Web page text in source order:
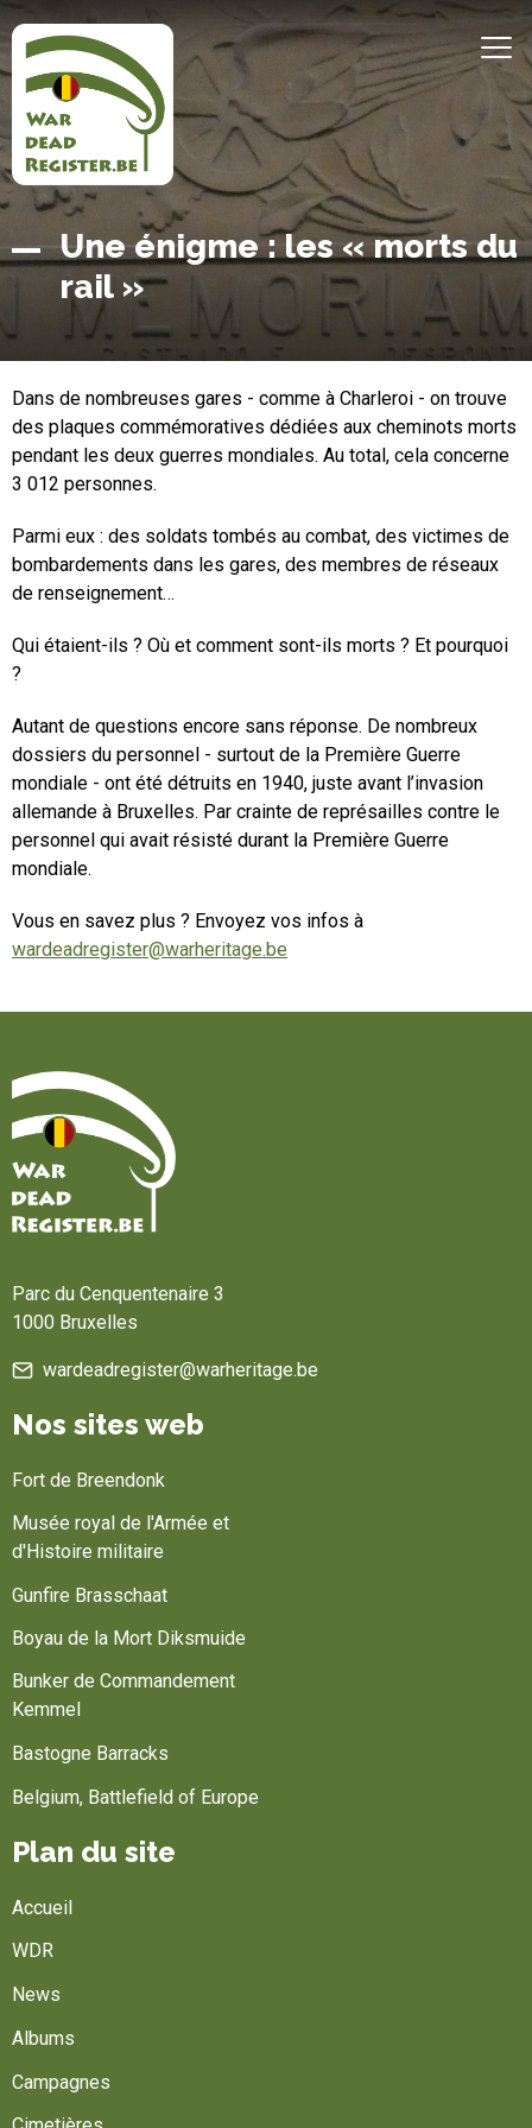
Aller
au
contenu
principal
Accueil
Belgian
War
Dead
Register
Une énigme : les « morts du
rail »
Dans de nombreuses gares - comme à Charleroi - on trouve
des plaques commémoratives dédiées aux cheminots morts
pendant les deux guerres mondiales. Au total, cela concerne
3 012 personnes.
Parmi eux : des soldats tombés au combat, des victimes de
bombardements dans les gares, des membres de réseaux
de renseignement…
Qui étaient-ils ? Où et comment sont-ils morts ? Et pourquoi
?
Autant de questions encore sans réponse. De nombreux
dossiers du personnel - surtout de la Première Guerre
mondiale - ont été détruits en 1940, juste avant l’invasion
allemande à Bruxelles. Par crainte de représailles contre le
personnel qui avait résisté durant la Première Guerre
mondiale.
Vous en savez plus ? Envoyez vos infos à
wardeadregister@warheritage.be
Parc du Cenquentenaire 3
1000 Bruxelles
wardeadregister@warheritage.be
Nos sites web
Fort de Breendonk
Musée royal de l'Armée et
d'Histoire militaire
Gunfire Brasschaat
Boyau de la Mort Diksmuide
Bunker de Commandement
Kemmel
Bastogne Barracks
Belgium, Battlefield of Europe
Plan du site
Accueil
WDR
News
Albums
Campagnes